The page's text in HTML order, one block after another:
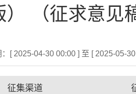
） （征求意见
[ 2025-04-30 00:00 ] 至 [ 2025-05-
征集渠道